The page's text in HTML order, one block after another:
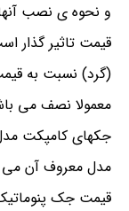
و نحوه ی نصب
قیمت تاثیر
(گرد) نسبت به
معمولا نصف می
مدل معروف آن می